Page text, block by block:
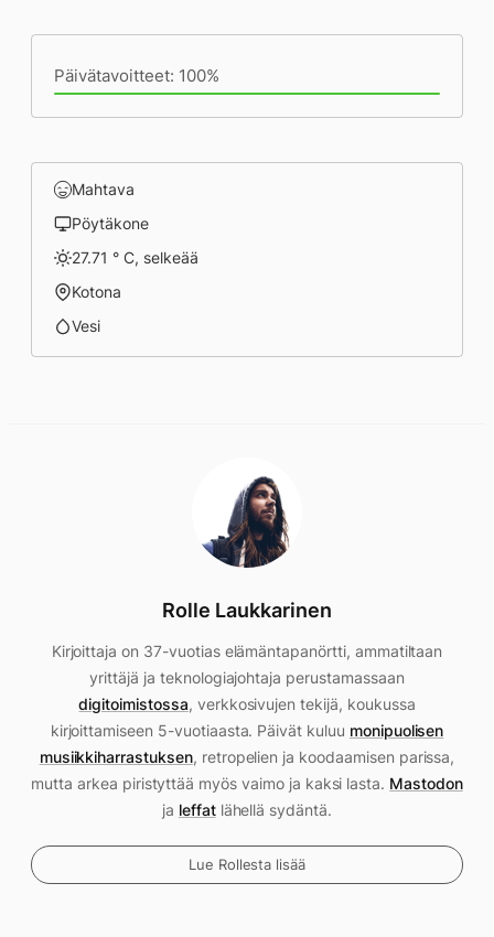
Päivätavoitteet: 100%
Mahtava
Pöytäkone
27.71 ° C, selkeää
Kotona
Vesi
Rolle Laukkarinen
Kirjoittaja on 37-vuotias elämäntapanörtti, ammatiltaan
yrittäjä ja teknologiajohtaja perustamassaan
digitoimistossa, verkkosivujen tekijä, koukussa
kirjoittamiseen 5-vuotiaasta. Päivät kuluu monipuolisen
musiikkiharrastuksen, retropelien ja koodaamisen parissa,
mutta arkea piristyttää myös vaimo ja kaksi lasta. Mastodon
ja leffatlähellä sydäntä.
Lue Rollesta lisää